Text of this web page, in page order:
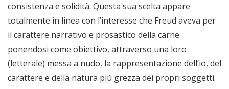
consistenza e solidità. Questa sua scelta appare
totalmente in linea con l’interesse che Freud aveva per
il carattere narrativo e prosastico della carne
ponendosi come obiettivo, attraverso una loro
(letterale) messa a nudo, la rappresentazione dell’io, del
carattere e della natura più grezza dei propri soggetti.